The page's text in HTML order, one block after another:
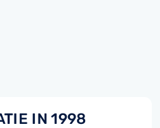
IN 1998